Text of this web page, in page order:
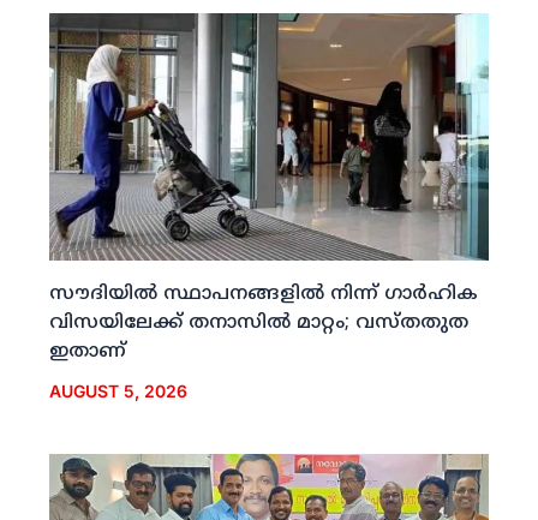
സൗദിയില്‍ സ്ഥാപനങ്ങളില്‍ നിന്ന് ഗാര്‍ഹിക
വിസയിലേക്ക് തനാസില്‍ മാറ്റം; വസ്തതുത
ഇതാണ്
AUGUST 5, 2026